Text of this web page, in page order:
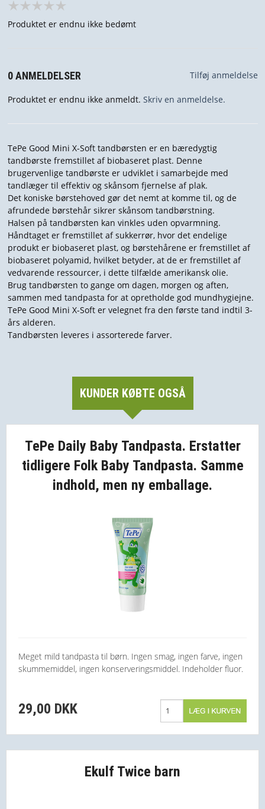
Produktet er endnu ikke bedømt
0 ANMELDELSER Tilføj anmeldelse
Produktet er endnu ikke anmeldt. Skriv en anmeldelse.
TePe Good Mini X-Soft tandbørsten er en bæredygtig
tandbørste fremstillet af biobaseret plast. Denne
brugervenlige tandbørste er udviklet i samarbejde med
tandlæger til effektiv og skånsom fjernelse af plak.
Det koniske børstehoved gør det nemt at komme til, og de
afrundede børstehår sikrer skånsom tandbørstning.
Halsen på tandbørsten kan vinkles uden opvarmning.
Håndtaget er fremstillet af sukkerrør, hvor det endelige
produkt er biobaseret plast, og børstehårene er fremstillet af
biobaseret polyamid, hvilket betyder, at de er fremstillet af
vedvarende ressourcer, i dette tilfælde amerikansk olie.
Brug tandbørsten to gange om dagen, morgen og aften,
sammen med tandpasta for at opretholde god mundhygiejne.
TePe Good Mini X-Soft er velegnet fra den første tand indtil 3-
års alderen.
Tandbørsten leveres i assorterede farver.
KUNDER KØBTE OGSÅ
TePe Daily Baby Tandpasta. Erstatter
tidligere Folk Baby Tandpasta. Samme
indhold, men ny emballage.
Meget mild tandpasta til børn. Ingen smag, ingen farve, ingen
skummemiddel, ingen konserveringsmiddel. Indeholder fluor.
29,00 DKK
Ekulf Twice barn